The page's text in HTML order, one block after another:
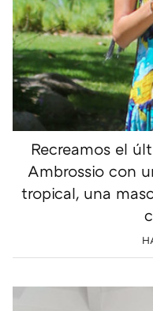
Recreamos el
Ambrossio con
tropical, una